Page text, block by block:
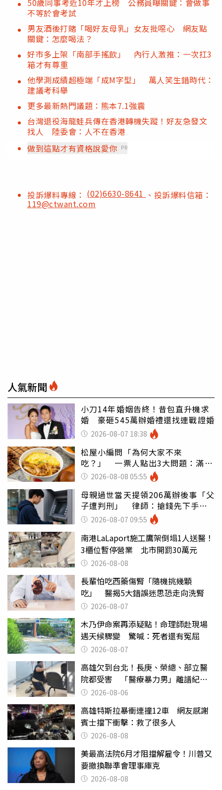
50歲同事考近10年才上榜 公務員曝關鍵：會做事
不等於會考試
男友酒後打賭「喝好友母乳」女友批噁心 網友點
關鍵：怎麼喝法？
好市多上架「南部手搖飲」 內行人激推：一次扛3
箱才有尊重
他學測成績超極端「成M字型」 萬人笑生錯時代：
建議考科舉
更多最新熱門議題：熊本7.1強震
台灣退役海龍蛙兵傳在香港轉機失蹤！好友急發文
找人 陸委會：人不在香港
做到這點才有資格說愛你 PR
投訴爆料專線： (02)6630-8641 、投訴爆料信箱：
119@ctwant.com
人氣新聞
小刀14年婚姻告終！昔包直升機求
婚 豪砸545萬辦婚禮還找連戰證婚
2026-08-07 18:38
松屋小編問「為何大家不來
吃？」 一票人點出3大問題：滿手
好牌打到爛
2026-08-08 05:55
母親過世當天提領206萬辦後事「父
子遭判刑」 律師：搶錢先下手是
罪 2026-08-07 09:55
南港LaLaport施工鷹架倒塌1人送醫！
3櫃位暫停營業 北市開罰30萬元
2026-08-08
長輩怕吃西藥傷腎「隨機挑幾顆
吃」 醫揭5大錯誤迷思恐走向洗腎
2026-08-07
木乃伊命案再添疑點！命理師赴現場
遇天候驟變 驚喊：死者還有冤屈
2026-08-07
高雄欠到台北！長庚、榮總、部立醫
院都受害 「醫療暴力男」離譜紀錄
曝光2026-08-06
高雄特斯拉暴衝連撞12車 網友感謝
賓士擋下衝擊：救了很多人
2026-08-08
美最高法院6月才阻擋解雇令！川普又
要撤換聯準會理事庫克
2026-08-08